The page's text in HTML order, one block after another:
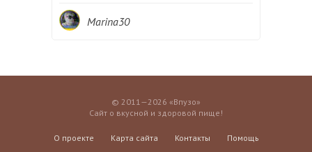
Marina30
© 2011—2026 «Впузо»
Сайт о вкусной и здоровой пище!
О проекте Карта сайта Контакты Помощь